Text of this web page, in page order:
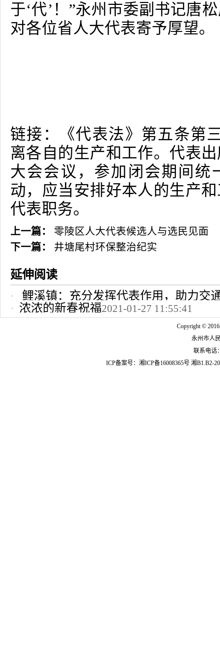
于‘代’！”永州市委副书记唐
对各位省人大代表寄予厚望。
链接：《代表法》第五条第
离各自的生产和工作。代表
大会会议，参加闭会期间统
动，应当安排好本人的生产
代表职务。
上一篇：
零陵区人大代表候选人与选民见面
下一篇：
井塘尾村环保整治纪实
延伸阅读
鲤溪镇：充分发挥代表作用，助力交
2022-10-24 12:09:37
浓浓的新春祝福2021-01-27 11:55:41
Copyright ©
永州市人
联系电话
ICP备案号： 湘ICP备16008365号 湘B1.B2-